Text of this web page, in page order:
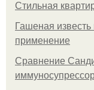
Стильная
Гашеная
применение
Сравнение